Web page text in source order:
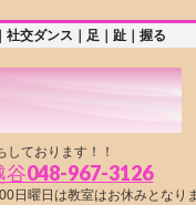
交ダンス｜足｜趾｜握る
ております！！
048-967-3126
日曜日は教室はお休みとなり